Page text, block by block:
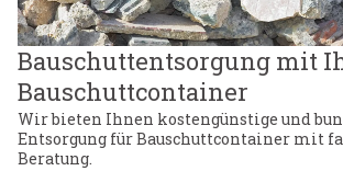
Bauschuttentsorgung mit
Bauschuttcontainer
Wir bieten Ihnen kostengünstige und
Entsorgung für Bauschuttcontainer mit
Beratung.